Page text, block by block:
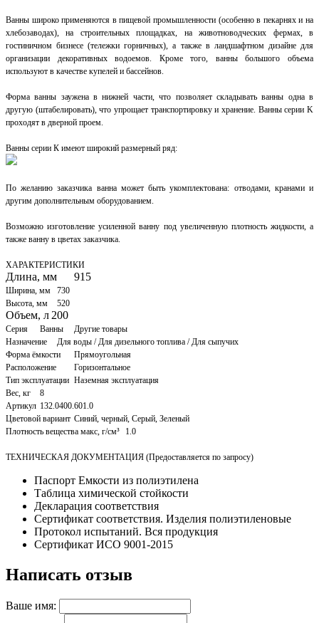
Ванны широко применяются в пищевой промышленности (особенно в пекарнях и на
хлебозаводах), на строительных площадках, на животноводческих фермах, в
гостиничном бизнесе (тележки горничных), а также в ландшафтном дизайне для
организации декоративных водоемов. Кроме того, ванны большого объема
используют в качестве купелей и бассейнов.
Форма ванны заужена в нижней части, что позволяет складывать ванны одна в
другую (штабелировать), что упрощает транспортировку и хранение. Ванны серии K
проходят в дверной проем.
Ванны серии К имеют широкий размерный ряд:
По желанию заказчика ванна может быть укомплектована: отводами, кранами и
другим дополнительным оборудованием.
Возможно изготовление усиленной ванну под увеличенную плотность жидкости, а
также ванну в цветах заказчика.
ХАРАКТЕРИСТИКИ
Длина, мм 915
Ширина, мм
730
Высота, мм
520
Объем, л 200
Серия Ванны
Другие товары
Назначение
Для воды / Для дизельного топлива / Для сыпучих
Форма ёмкости
Прямоугольная
Расположение
Горизонтальное
Тип эксплуатации Наземная эксплуатация
Вес, кг
8
Артикул 132.0400.601.0
Цветовой вариант Синий, черный, Серый, Зеленый
Плотность вещества макс, г/см³
1.0
ТЕХНИЧЕСКАЯ ДОКУМЕНТАЦИЯ (Предоставляется по запросу)
Паспорт Емкости из полиэтилена
Таблица химической стойкости
Декларация соответствия
Сертификат соответствия. Изделия полиэтиленовые
Протокол испытаний. Вся продукция
Сертификат ИСО 9001-2015
Написать отзыв
Ваше имя: